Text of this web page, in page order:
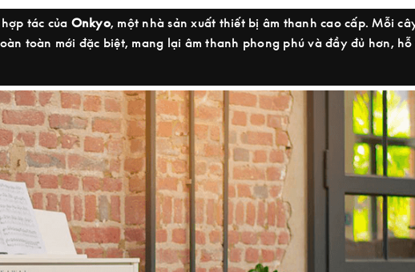
tác của Onkyo, một nhà sản xuất thiết bị âm thanh cao cấp. Mỗi
toàn mới đặc biệt, mang lại âm thanh phong phú và đầy đủ hơn,